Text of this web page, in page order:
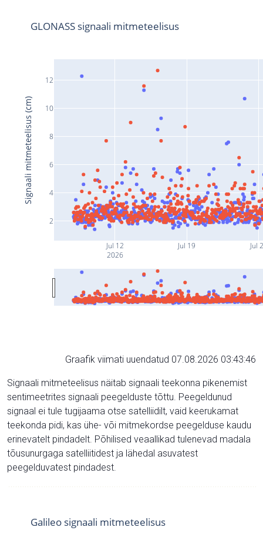
Jul 12
2026
Jul 19 Jul
2
4
6
8
10
12
GLONASS signaali mitmeteelisus
Signaali mitmeteelisus (cm)
Graafik viimati uuendatud 07.08.2026 03:43:46
Signaali mitmeteelisus näitab signaali teekonna pikenemist
sentimeetrites signaali peegelduste tõttu. Peegeldunud
signaal ei tule tugijaama otse satelliidilt, vaid keerukamat
teekonda pidi, kas ühe- või mitmekordse peegelduse kaudu
erinevatelt pindadelt. Põhilised veaallikad tulenevad madala
tõusunurgaga satelliitidest ja lähedal asuvatest
peegelduvatest pindadest.
Galileo signaali mitmeteelisus